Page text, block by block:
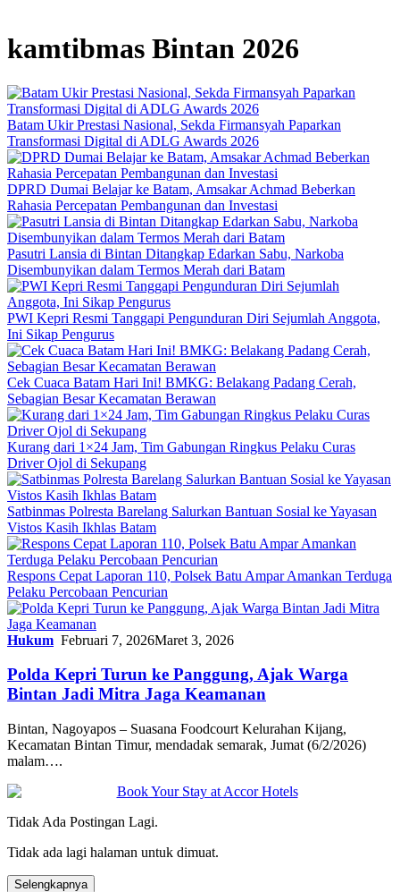
kamtibmas Bintan 2026
Batam Ukir Prestasi Nasional, Sekda Firmansyah Paparkan
Transformasi Digital di ADLG Awards 2026
DPRD Dumai Belajar ke Batam, Amsakar Achmad Beberkan
Rahasia Percepatan Pembangunan dan Investasi
Pasutri Lansia di Bintan Ditangkap Edarkan Sabu, Narkoba
Disembunyikan dalam Termos Merah dari Batam
PWI Kepri Resmi Tanggapi Pengunduran Diri Sejumlah Anggota,
Ini Sikap Pengurus
Cek Cuaca Batam Hari Ini! BMKG: Belakang Padang Cerah,
Sebagian Besar Kecamatan Berawan
Kurang dari 1×24 Jam, Tim Gabungan Ringkus Pelaku Curas
Driver Ojol di Sekupang
Satbinmas Polresta Barelang Salurkan Bantuan Sosial ke Yayasan
Vistos Kasih Ikhlas Batam
Respons Cepat Laporan 110, Polsek Batu Ampar Amankan Terduga
Pelaku Percobaan Pencurian
Hukum Februari 7, 2026Maret 3, 2026
Polda Kepri Turun ke Panggung, Ajak Warga
Bintan Jadi Mitra Jaga Keamanan
Bintan, Nagoyapos – Suasana Foodcourt Kelurahan Kijang,
Kecamatan Bintan Timur, mendadak semarak, Jumat (6/2/2026)
malam….
Tidak Ada Postingan Lagi.
Tidak ada lagi halaman untuk dimuat.
Selengkapnya